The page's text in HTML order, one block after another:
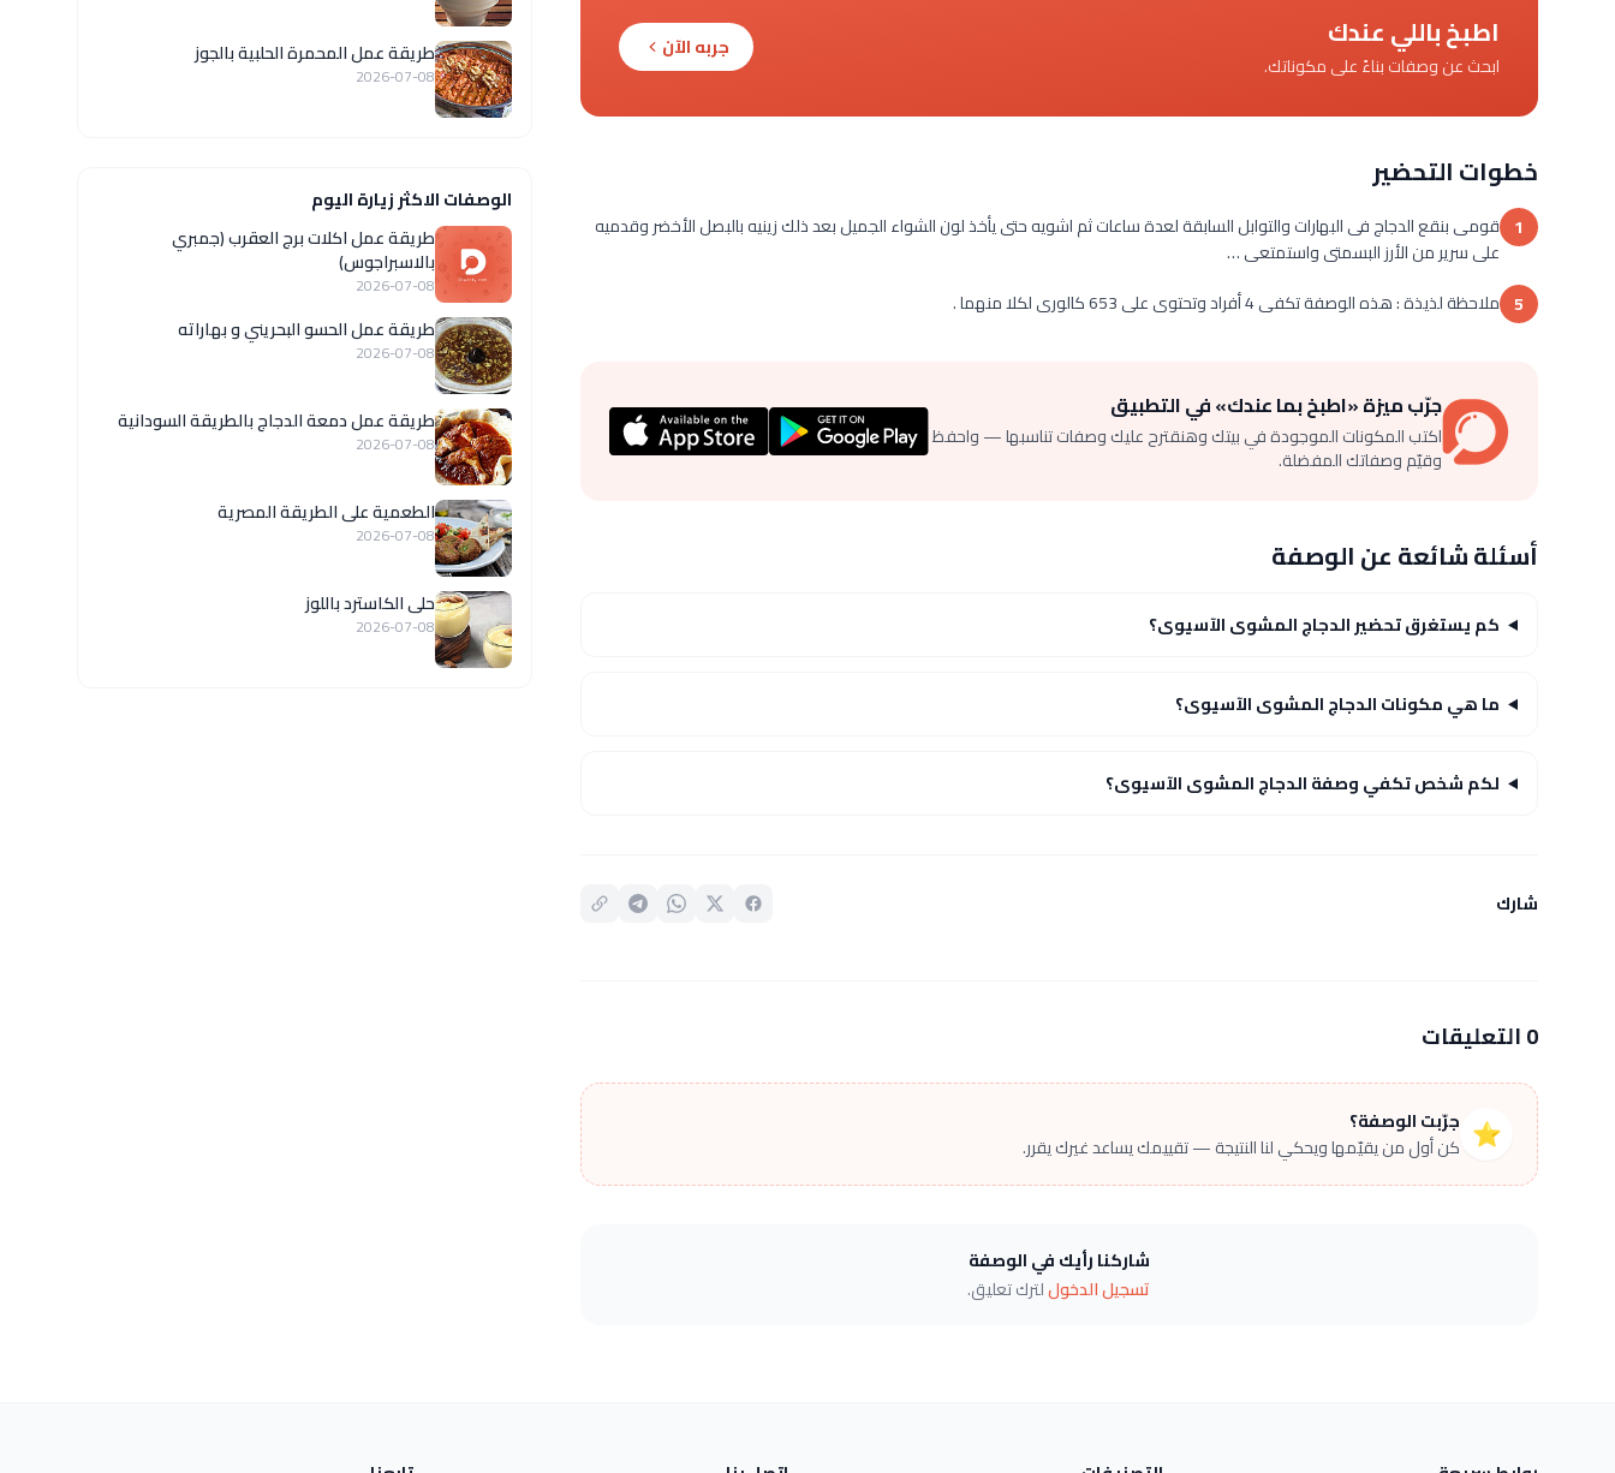
اطبخ باللي عندك
ابحث عن وصفات بناءً على مكوناتك.
جربه الآن
خطوات التحضير
1 قومى بنقع الدجاج فى البهارات والتوابل السابقة لعدة ساعات ثم اشويه حتى يأخذ لون الشواء الجميل بعد ذلك زينيه بالبصل الأخضر وقدميه
على سرير من الأرز البسمتى واستمتعى …
5 ملاحظة لذيذة : هذه الوصفة تكفى 4 أفراد وتحتوى على 653 كالورى لكلا منهما .
جرّب ميزة «اطبخ بما عندك» في التطبيق
اكتب المكونات الموجودة في بيتك وهنقترح عليك وصفات تناسبها — واحفظ
وقيّم وصفاتك المفضلة.
أسئلة شائعة عن الوصفة
كم يستغرق تحضير الدجاج المشوى الآسيوى؟
ما هي مكونات الدجاج المشوى الآسيوى؟
لكم شخص تكفي وصفة الدجاج المشوى الآسيوى؟
شارك
0 التعليقات
⭐ جرّبت الوصفة؟
كن أول من يقيّمها ويحكي لنا النتيجة — تقييمك يساعد غيرك يقرر.
شاركنا رأيك في الوصفة
تسجيل الدخوللترك تعليق.
طريقة عمل المحمرة الحلبية بالجوز
2026-07-08
الوصفات الاكثر زيارة اليوم
طريقة عمل اكلات برج العقرب (جمبري
بالاسبراجوس)
2026-07-08
طريقة عمل الحسو البحريني و بهاراته
2026-07-08
طريقة عمل دمعة الدجاج بالطريقة السودانية
2026-07-08
الطعمية على الطريقة المصرية
2026-07-08
حلى الكاسترد باللوز
2026-07-08